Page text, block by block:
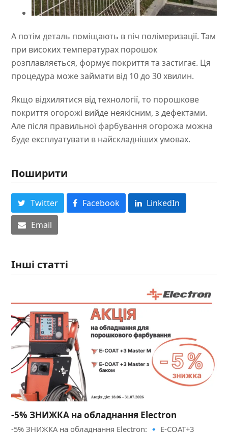
А потім деталь поміщають в піч полімеризації. Там
при високих температурах порошок
розплавляється, формує покриття та застигає. Ця
процедура може займати від 10 до 30 хвилин.
Якщо відхилятися від технології, то порошкове
покриття огорожі вийде неякісним, з дефектами.
Але після правильної фарбування огорожа можна
буде експлуатувати в найскладніших умовах.
Поширити
Twitter Facebook
LinkedIn
Email
Інші статті
-5% ЗНИЖКА на обладнання Electron
-5% ЗНИЖКА на обладнання Electron: 🔹 E-COAT+3